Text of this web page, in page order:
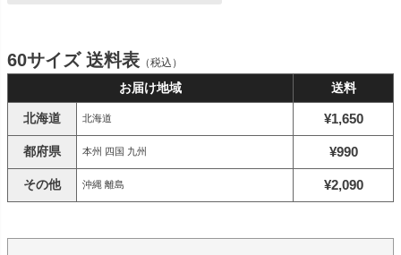
60サイズ 送料表 （税込）
お届け地域 送料
北海道 北海道 ¥1,650
都府県 本州 四国 九州 ¥990
その他 沖縄 離島 ¥2,090